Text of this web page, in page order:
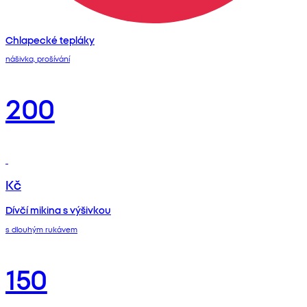
Chlapecké tepláky
nášivka, prošívání
200
Kč
Dívčí mikina s výšivkou
s dlouhým rukávem
150